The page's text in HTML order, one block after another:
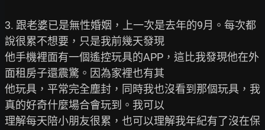
3. 跟老婆已是無性婚姻，上一次是去年的9月。每次都
說很累不想要，只是我前幾天發現
他手機裡面有一個遙控玩具的APP，這比我發現他在外
面租房子還震驚。因為家裡也有其
他玩具，平常完全塵封，同時我也沒看到那個玩具，我
真的好奇什麼場合會玩到。我可以
理解每天陪小朋友很累，也可以理解我年紀有了沒在保